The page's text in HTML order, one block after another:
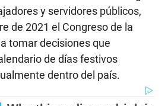
y servidores públicos,
de 2021 el Congreso de la
tomar decisiones que
de días festivos
dentro del país.